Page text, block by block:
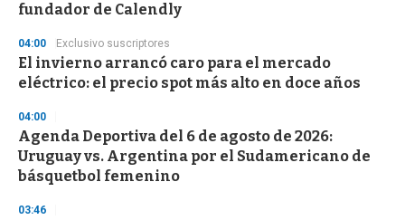
fundador de Calendly
04:00 Exclusivo suscriptores
El invierno arrancó caro para el mercado
eléctrico: el precio spot más alto en doce años
04:00
Agenda Deportiva del 6 de agosto de 2026:
Uruguay vs. Argentina por el Sudamericano de
básquetbol femenino
03:46